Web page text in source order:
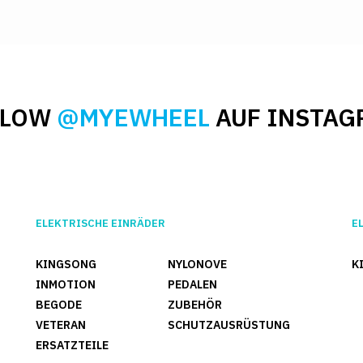
@MYEWHEEL AUF
ELEKTRISCHE EINRÄDER
KINGSONG
INMOTION
BEGODE
VETERAN
ERSATZTEILE
NYLONOVE
PEDALEN
ZUBEHÖR
SCHUTZAUSRÜSTUNG